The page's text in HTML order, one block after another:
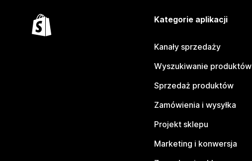
Kategorie aplikacji
Kanały sprzedaży
Wyszukiwanie produktów
Sprzedaż produktów
Zamówienia i wysyłka
Projekt sklepu
Marketing i konwersja